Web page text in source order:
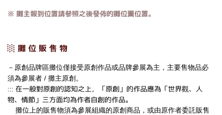
※ 攤主報到位置請參照之後發佈的攤位圖位置。
░ 攤 位 販 售 物
－原創品牌區攤位僅接受原創作品或品牌參展為主，主要售物品必
須為參展者 / 攤主原創。
::: 在一般對原創的認知之上，「原創」的作品應為「世界觀、人
物、情節」三方面均為作者自創的作品。
攤位上的販售物須為參展組織的原創商品，或由原作者委託販售